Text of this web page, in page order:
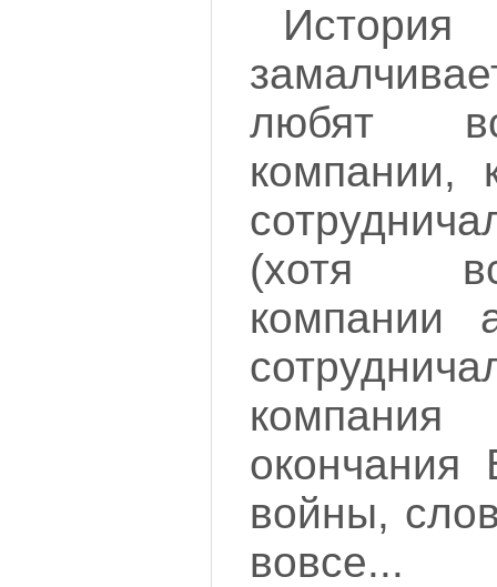
История
любят
компании,
(хотя
компании
компания
окончания
войны,
вовсе...